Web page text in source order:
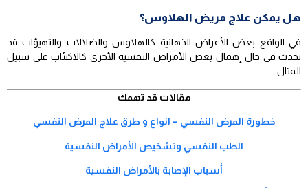
هل يمكن علاج مريض الهلاوس؟
في الواقع بعض الأعراض الذهانية كالهلاوس والضلالات والتهيؤات قد
تحدث في حال إهمال بعض الأمراض النفسية الأخرى كالاكتئاب على سبيل
المثال.
مقالات قد تهمك
خطورة المرض النفسي – انواع و طرق علاج المرض النفسي
الطب النفسي وتشخيص الأمراض النفسية
أسباب الإصابة بالأمراض النفسية